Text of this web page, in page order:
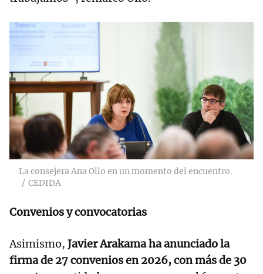
La consejera Ana Ollo en un momento del encuentro.
CEDIDA
Convenios y convocatorias
Asimismo, Javier Arakama ha anunciado la
firma de 27 convenios en 2026, con más de 30